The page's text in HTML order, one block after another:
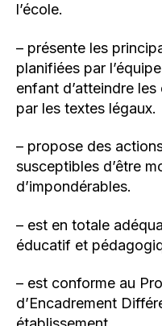
l’école.
– présente les
planifiées par
enfant d’atteindre
par les textes légaux.
– propose des
susceptibles d’être
d’impondérables.
– est en totale
éducatif et
– est conforme au
d’Encadrement